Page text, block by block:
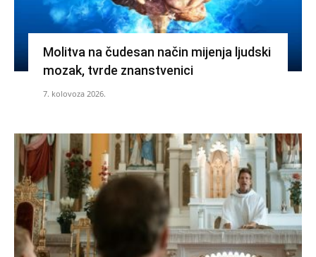
Molitva na čudesan način mijenja ljudski
mozak, tvrde znanstvenici
7. kolovoza 2026.